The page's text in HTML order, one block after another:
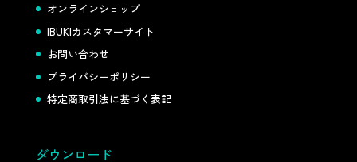
オンラインショップ
IBUKIカスタマーサイト
お問い合わせ
プライバシーポリシー
特定商取引法に基づく表記
ダウンロード